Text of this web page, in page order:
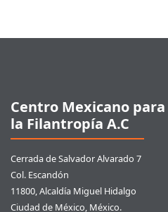
Centro Mexicano para
la Filantropía A.C
Cerrada de Salvador Alvarado 7
Col. Escandón
11800, Alcaldía Miguel Hidalgo
Ciudad de México, México.